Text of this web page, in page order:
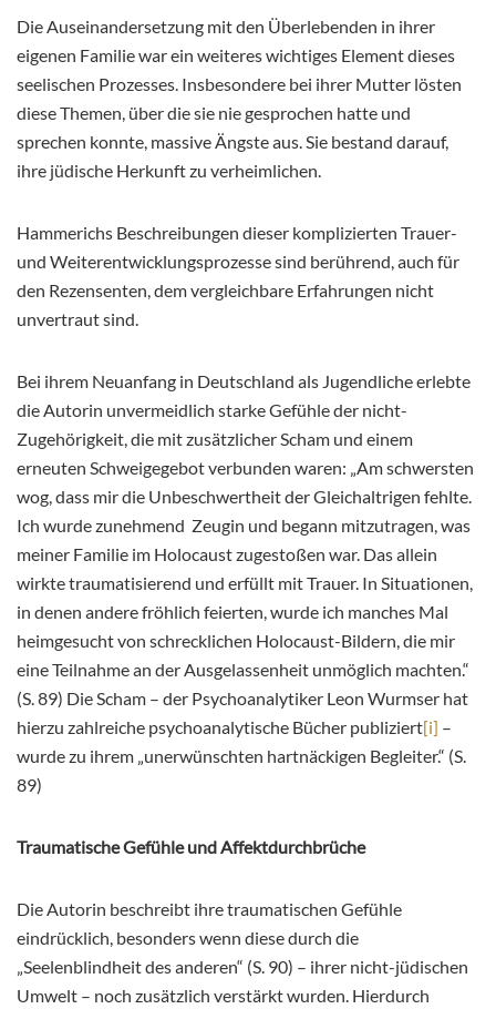
Die Auseinandersetzung mit den Überlebenden in ihrer
eigenen Familie war ein weiteres wichtiges Element dieses
seelischen Prozesses. Insbesondere bei ihrer Mutter lösten
diese Themen, über die sie nie gesprochen hatte und
sprechen konnte, massive Ängste aus. Sie bestand darauf,
ihre jüdische Herkunft zu verheimlichen.
Hammerichs Beschreibungen dieser komplizierten Trauer-
und Weiterentwicklungsprozesse sind berührend, auch für
den Rezensenten, dem vergleichbare Erfahrungen nicht
unvertraut sind.
Bei ihrem Neuanfang in Deutschland als Jugendliche erlebte
die Autorin unvermeidlich starke Gefühle der nicht-
Zugehörigkeit, die mit zusätzlicher Scham und einem
erneuten Schweigegebot verbunden waren: „Am schwersten
wog, dass mir die Unbeschwertheit der Gleichaltrigen fehlte.
Ich wurde zunehmend Zeugin und begann mitzutragen, was
meiner Familie im Holocaust zugestoßen war. Das allein
wirkte traumatisierend und erfüllt mit Trauer. In Situationen,
in denen andere fröhlich feierten, wurde ich manches Mal
heimgesucht von schrecklichen Holocaust-Bildern, die mir
eine Teilnahme an der Ausgelassenheit unmöglich machten.“
(S. 89) Die Scham – der Psychoanalytiker Leon Wurmser hat
hierzu zahlreiche psychoanalytische Bücher publiziert[i] –
wurde zu ihrem „unerwünschten hartnäckigen Begleiter.“ (S.
89)
Traumatische Gefühle und Affektdurchbrüche
Die Autorin beschreibt ihre traumatischen Gefühle
eindrücklich, besonders wenn diese durch die
„Seelenblindheit des anderen“ (S. 90) – ihrer nicht-jüdischen
Umwelt – noch zusätzlich verstärkt wurden. Hierdurch